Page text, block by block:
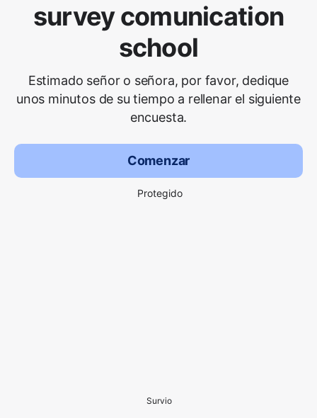
survey comunication
school
Estimado señor o señora, por favor, dedique
unos minutos de su tiempo a rellenar el siguiente
encuesta.
Comenzar
Protegido
Survio